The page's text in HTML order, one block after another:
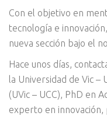
Con el objetivo en
tecnología e
nueva sección bajo el
Hace unos días,
la Universidad de Vic –
(UVic – UCC), PhD en
experto en innovación,